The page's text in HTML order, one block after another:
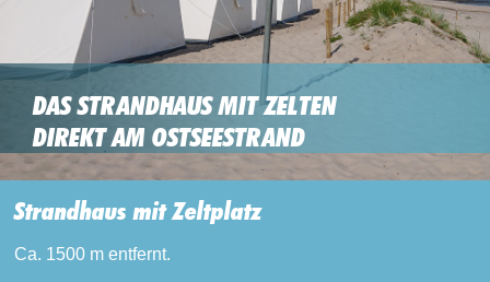
DAS STRANDHAUS MIT ZELTEN
DIREKT AM OSTSEESTRAND
Strandhaus mit Zeltplatz
Ca. 1500 m entfernt.